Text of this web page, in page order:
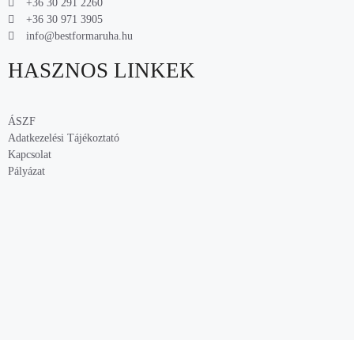
+36 30 291 2260
+36 30 971 3905
info@bestformaruha.hu
HASZNOS LINKEK
ÁSZF
Adatkezelési Tájékoztató
Kapcsolat
Pályázat